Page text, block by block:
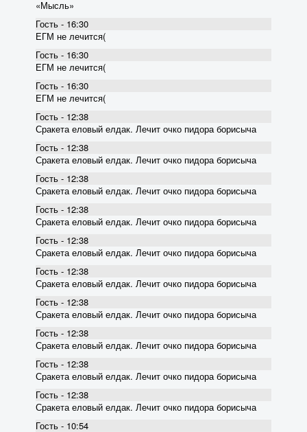
«Мысль»
Гость - 16:30
ЕГМ не лечится(
Гость - 16:30
ЕГМ не лечится(
Гость - 16:30
ЕГМ не лечится(
Гость - 12:38
Сракета еловый елдак. Лечит очко пидора борисыча
Гость - 12:38
Сракета еловый елдак. Лечит очко пидора борисыча
Гость - 12:38
Сракета еловый елдак. Лечит очко пидора борисыча
Гость - 12:38
Сракета еловый елдак. Лечит очко пидора борисыча
Гость - 12:38
Сракета еловый елдак. Лечит очко пидора борисыча
Гость - 12:38
Сракета еловый елдак. Лечит очко пидора борисыча
Гость - 12:38
Сракета еловый елдак. Лечит очко пидора борисыча
Гость - 12:38
Сракета еловый елдак. Лечит очко пидора борисыча
Гость - 12:38
Сракета еловый елдак. Лечит очко пидора борисыча
Гость - 12:38
Сракета еловый елдак. Лечит очко пидора борисыча
Гость - 10:54